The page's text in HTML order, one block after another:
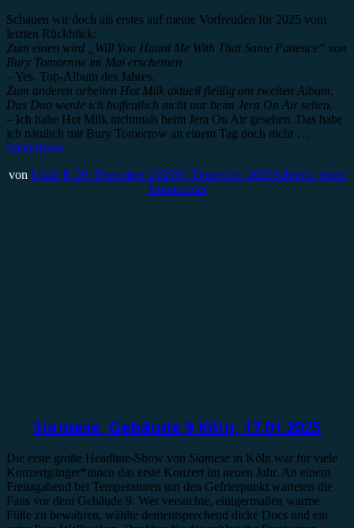
Schauen wir doch als erstes auf meine Vorfreuden für 2025 vom
letzten Rückblick:
Zum einen wird „Will You Haunt Me With That Same Patience“ von
Bury Tomorrow im Mai erscheinen
– Yes. Top-Album des Jahres.
Zum anderen arbeiten Hot Milk aktuell fleißig am zweiten Album.
Das Duo werde ich hoffentlich nicht nur beim Jera On Air sehen.
– Ich habe Hot Milk nichtmals beim Jera On Air gesehen. Das habe
ich nämlich mit Bury Tomorrow an einem Tag doch nicht …
Weiterlesen
von Lucie K.29. Dezember 202530. Dezember 2025Schreibe einen
Kommentar
Siamese, Gebäude 9 Köln, 17.01.2025
Die erste große Headline-Show von Siamese in Köln war für viele
Konzertgänger*innen das erste Konzert im neuen Jahr. An einem
Freitagabend bei Temperaturen um den Gefrierpunkt warteten die
Fans vor dem Gebäude 9. Wer versuchte, einigermaßen warme
Füße zu bewahren, wählte dementsprechend dicke Docs und ein